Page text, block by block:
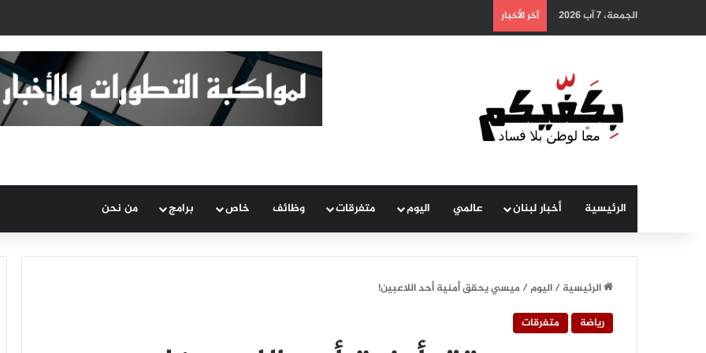
الجمعة، 7 آب 2026 آخر الأخبار
الرئيسية أخبار لبنان عالمي اليوم متفرقات وظائف خاص برامج من نحن
الرئيسية/اليوم/ميسي يحقق أمنية أحد اللاعبين!
رياضة
متفرقات